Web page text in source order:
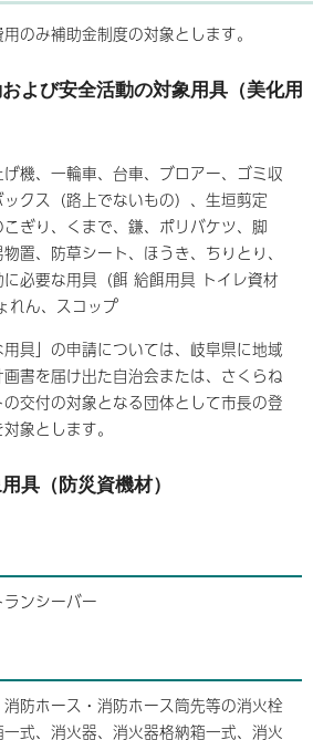
のみ補助金制度の対象とします。
よび安全活動の対象用具（美化用
機、一輪車、台車、ブロアー、ゴミ収
クス（路上でないもの）、生垣剪定
ぎり、くまで、鎌、ポリバケツ、脚
置、防草シート、ほうき、ちりとり、
必要な用具（餌 給餌用具 トイレ資材
れん、スコップ
具」の申請については、岐阜県に地域
書を届け出た自治会または、さくらね
交付の対象となる団体として市長の登
象とします。
具（防災資機材）
ンシーバー
防ホース・消防ホース筒先等の消火栓
式、消火器、消火器格納箱一式、消火